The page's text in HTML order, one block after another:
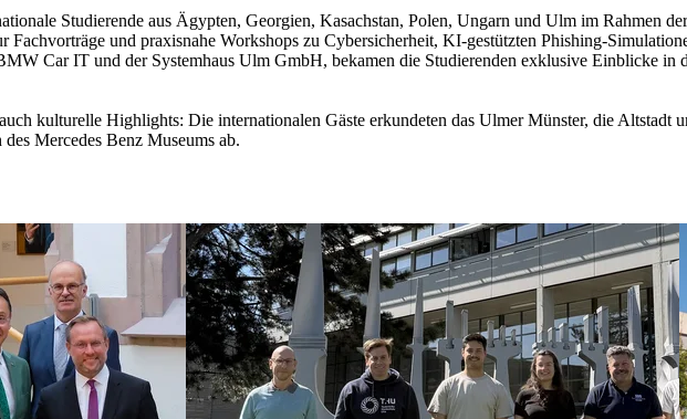
Studierende aus Ägypten, Georgien, Kasachstan, Polen, Ungarn und Ulm im Rahmen
Fachvorträge und praxisnahe Workshops zu Cybersicherheit, KI‑gestützten
Car IT und der Systemhaus Ulm GmbH, bekamen die Studierenden exklusive Einblicke in
kulturelle Highlights: Die internationalen Gäste erkundeten das Ulmer Münster, die Altstadt
Mercedes Benz Museums ab.​